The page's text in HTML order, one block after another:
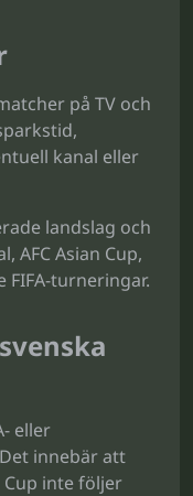
på TV och
kanal eller
landslag och
AFC Asian Cup,
turneringar.
eller
innebär att
inte följer